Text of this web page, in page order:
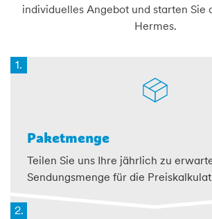
individuelles Angebot und starten Sie
Hermes.
1.
Paketmenge
Teilen Sie uns Ihre jährlich zu
Sendungsmenge für die
2.